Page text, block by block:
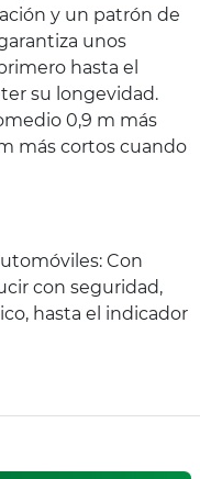
y un patrón de
unos
hasta el
su longevidad.
0,9 m más
más cortos cuando
Con
con seguridad,
hasta el indicador